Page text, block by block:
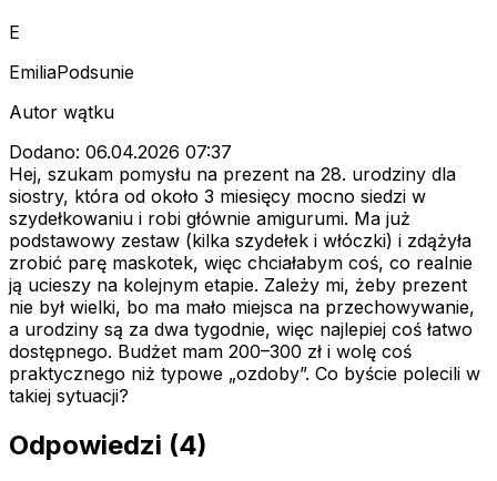
E
EmiliaPodsunie
Autor wątku
Dodano: 06.04.2026 07:37
Hej, szukam pomysłu na prezent na 28. urodziny dla
siostry, która od około 3 miesięcy mocno siedzi w
szydełkowaniu i robi głównie amigurumi. Ma już
podstawowy zestaw (kilka szydełek i włóczki) i zdążyła
zrobić parę maskotek, więc chciałabym coś, co realnie
ją ucieszy na kolejnym etapie. Zależy mi, żeby prezent
nie był wielki, bo ma mało miejsca na przechowywanie,
a urodziny są za dwa tygodnie, więc najlepiej coś łatwo
dostępnego. Budżet mam 200–300 zł i wolę coś
praktycznego niż typowe „ozdoby”. Co byście polecili w
takiej sytuacji?
Odpowiedzi (4)